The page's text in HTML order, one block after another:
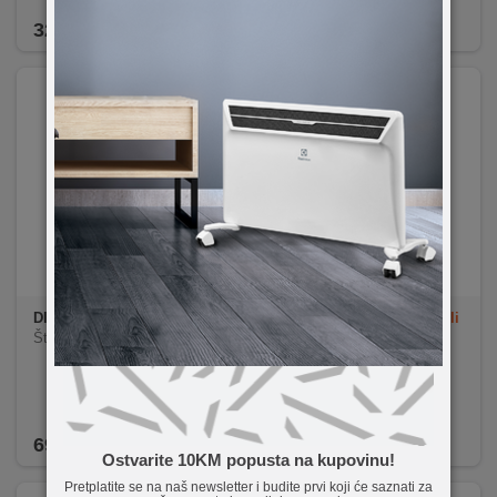
Ostvarite 10KM popusta na kupovinu!
Pretplatite se na naš newsletter i budite prvi koji će saznati za
329,90
DINAMO
Štediša 1m crna
Štediša 1m crna, teflon
69,90
DINAMO Štediša 0,5m bjeli
Štediša 0,5m bjeli
65,50